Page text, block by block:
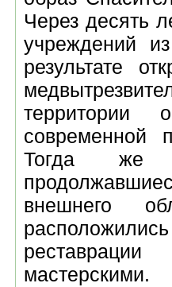
Через десять
учреждений
результате
территории
современной
Тогда же
внешнего
реставрации
мастерскими.